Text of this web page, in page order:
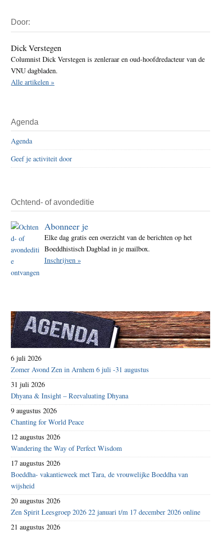
Sidebar
Door:
Dick Verstegen
Columnist Dick Verstegen is zenleraar en oud-hoofdredacteur van de
VNU dagbladen.
Alle artikelen »
Agenda
Agenda
Geef je activiteit door
Ochtend- of avondeditie
Abonneer je
Elke dag gratis een overzicht van de berichten op het
Boeddhistisch Dagblad in je mailbox.
Inschrijven »
6 juli 2026
Zomer Avond Zen in Arnhem 6 juli -31 augustus
31 juli 2026
Dhyana & Insight – Reevaluating Dhyana
9 augustus 2026
Chanting for World Peace
12 augustus 2026
Wandering the Way of Perfect Wisdom
17 augustus 2026
Boeddha- vakantieweek met Tara, de vrouwelijke Boeddha van
wijsheid
20 augustus 2026
Zen Spirit Leesgroep 2026 22 januari t/m 17 december 2026 online
21 augustus 2026